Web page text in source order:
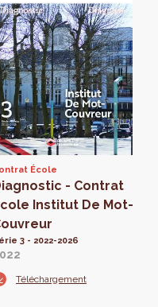
École
- Contrat
Institut De Mot-
3 - 2022-2026
Téléchargement